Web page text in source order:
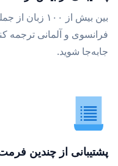
بین بیش از
فرانسوی و آلمانی ترجمه
جابه‌جا شوید.
پشتیبانی از چندین